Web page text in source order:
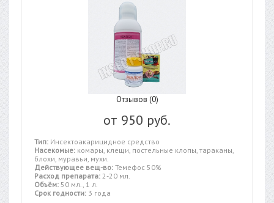
Отзывов (0)
от 950 руб.
Тип: Инсектоакарицидное средство
Насекомые: комары, клещи, постельные клопы, тараканы,
блохи, муравьи, мухи.
Действующее вещ-во: Темефос 50%
Расход препарата: 2-20 мл.
Объём: 50 мл., 1 л.
Срок годности: 3 года